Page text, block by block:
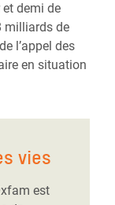
et demi de
milliards de
l’appel des
en situation
vies
est